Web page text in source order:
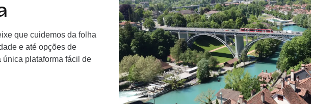
que cuidemos da folha
e até opções de
plataforma fácil de